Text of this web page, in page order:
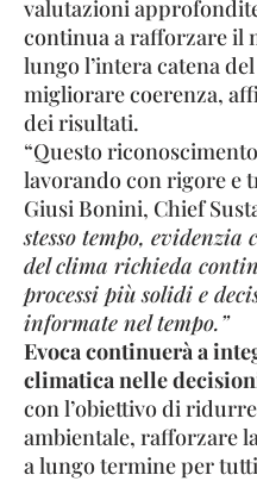
valutazioni
continua a rafforzare il
lungo l’intera catena
migliorare coerenza,
dei risultati.
“Questo
lavorando con rigore e
Giusi Bonini, Chief
stesso tempo, evidenzia
del clima richieda
processi più solidi e
informate nel tempo.”
Evoca continuerà a
climatica nelle
con l’obiettivo di
ambientale, rafforzare
a lungo termine per